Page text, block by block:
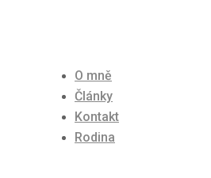
O mně
Články
Kontakt
Rodina